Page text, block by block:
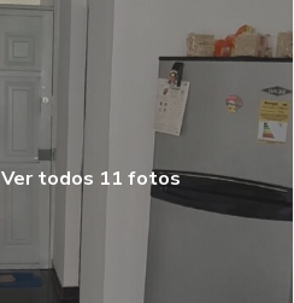
Ver todos 11 fotos